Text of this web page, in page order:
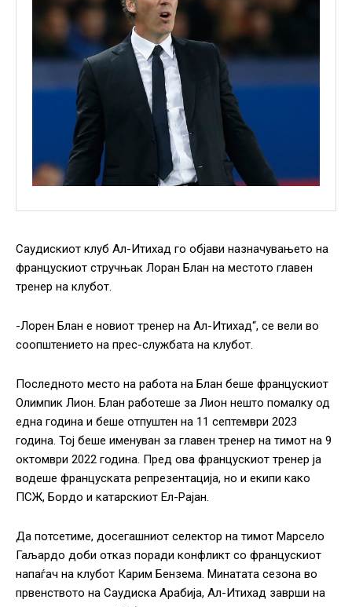
Саудискиот клуб Ал-Итихад го објави назначувањето на
францускиот стручњак Лоран Блан на местото главен
тренер на клубот.
-Лорен Блан е новиот тренер на Ал-Итихад“, се вели во
соопштението на прес-службата на клубот.
Последното место на работа на Блан беше францускиот
Олимпик Лион. Блан работеше за Лион нешто помалку од
една година и беше отпуштен на 11 септември 2023
година. Тој беше именуван за главен тренер на тимот на 9
октомври 2022 година. Пред ова францускиот тренер ја
водеше француската репрезентација, но и екипи како
ПСЖ, Бордо и катарскиот Ел-Рајан.
Да потсетиме, досегашниот селектор на тимот Марсело
Гаљардо доби отказ поради конфликт со францускиот
напаѓач на клубот Карим Бензема. Минатата сезона во
првенството на Саудиска Арабија, Ал-Итихад заврши на